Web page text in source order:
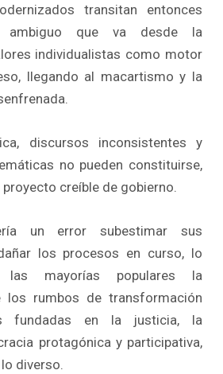
transitan entonces
que va desde la
individualistas como motor
llegando al macartismo y la
discursos inconsistentes y
no pueden constituirse,
proyecto creíble de gobierno.
un error subestimar sus
los procesos en curso, lo
mayorías populares la
los rumbos de transformación
fundadas en la justicia, la
protagónica y participativa,
diverso.